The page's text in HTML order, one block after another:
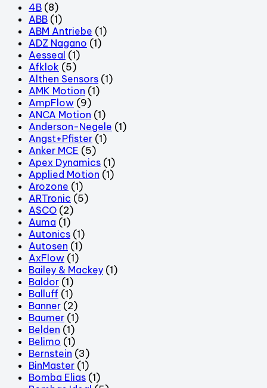
4B (8)
ABB (1)
ABM Antriebe (1)
ADZ Nagano (1)
Aesseal (1)
Afklok (5)
Althen Sensors (1)
AMK Motion (1)
AmpFlow (9)
ANCA Motion (1)
Anderson-Negele (1)
Angst+Pfister (1)
Anker MCE (5)
Apex Dynamics (1)
Applied Motion (1)
Arozone (1)
ARTronic (5)
ASCO (2)
Auma (1)
Autonics (1)
Autosen (1)
AxFlow (1)
Bailey & Mackey (1)
Baldor (1)
Balluff (1)
Banner (2)
Baumer (1)
Belden (1)
Belimo (1)
Bernstein (3)
BinMaster (1)
Bomba Elias (1)